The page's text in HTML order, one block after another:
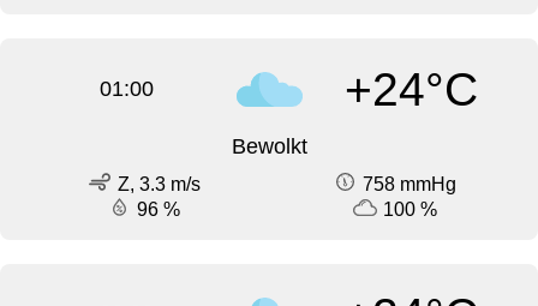
01:00 +24°C
Bewolkt
Z, 3.3 m/s
758 mmHg
96 %
100 %